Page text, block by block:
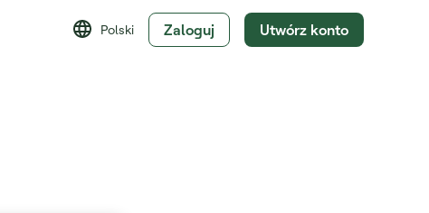
Polski Zaloguj Utwórz konto